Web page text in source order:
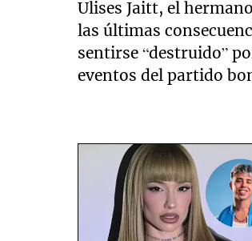
Ulises Jaitt, el
las últimas
sentirse “destruido”
eventos del partido